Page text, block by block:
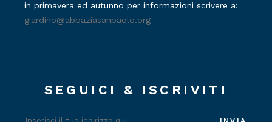
in primavera ed autunno per informazioni scrivere a:
giardino@abbaziasanpaolo.org
SEGUICI & ISCRIVITI